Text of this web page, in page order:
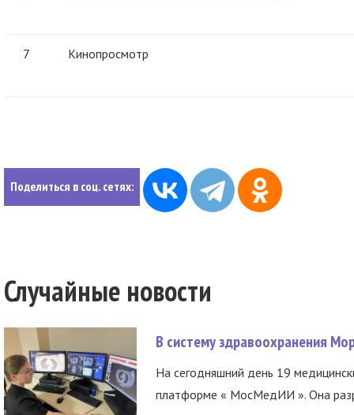
7 Кинопросмотр
Поделиться в соц. сетях:
Случайные новости
В систему здравоохранения
На сегодняшний день 19
платформе « МосМедИИ ». Она